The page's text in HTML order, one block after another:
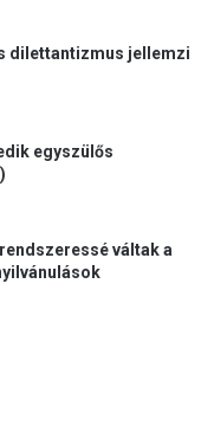
dilettantizmus jellemzi
egyszülős
váltak a